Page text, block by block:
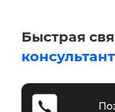
Быстрая